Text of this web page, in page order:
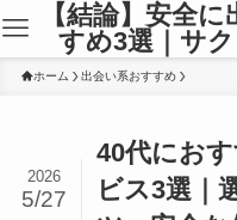
【結論】安全
すめ3選｜サ
ホーム 出会い系おすすめ
40代にお
ビス3選｜
2026
5/27